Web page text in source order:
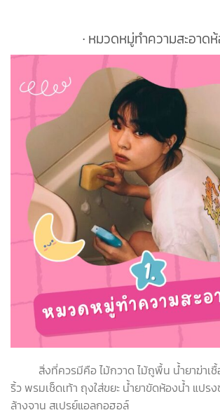
∙ หมวดหมู่ทำความสะอาด
สิ่งที่ควรมีคือ ไม้กวาด ไม้ถูพื้น น้ำยาฆ่าเชื้
ริ้ว พรมเช็ดเท้า ถุงใส่ขยะ น้ำยาขัดห้องน้ำ แปร
ล้างจาน สเปรย์แอลกอฮอล์